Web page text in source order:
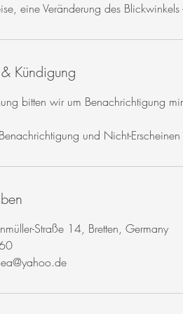
eine Veränderung des
Kündigung
bitten wir um Benachrichtigung
und Nicht-
Straße 14, Bretten, Germany